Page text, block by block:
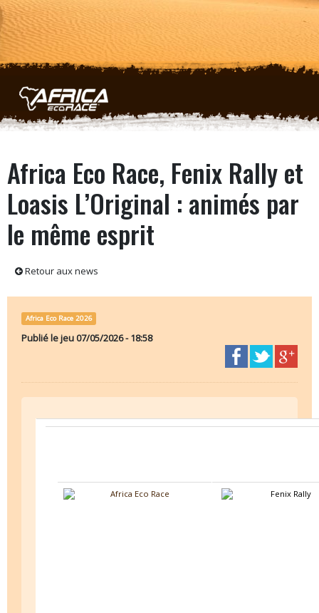
Aller au contenu principal
Africa Eco Race, Fenix Rally et
Loasis L’Original : animés par
le même esprit
Retour aux news
Africa Eco Race 2026
Publié lejeu 07/05/2026 - 18:58